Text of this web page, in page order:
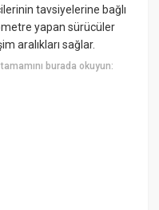
tavsiyelerine bağlı
yapan sürücüler
aralıkları sağlar.
tamamını burada okuyun: